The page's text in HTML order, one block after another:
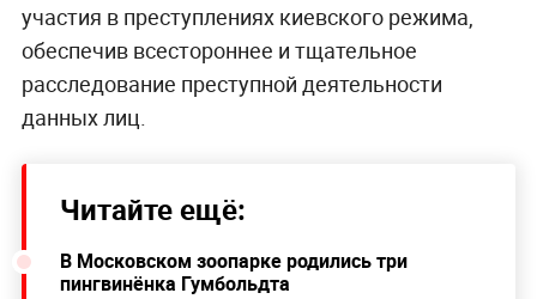
участия в преступлениях киевского режима,
обеспечив всестороннее и тщательное
расследование преступной деятельности
данных лиц.
Читайте ещё:
В Московском зоопарке родились три
пингвинёнка Гумбольдта